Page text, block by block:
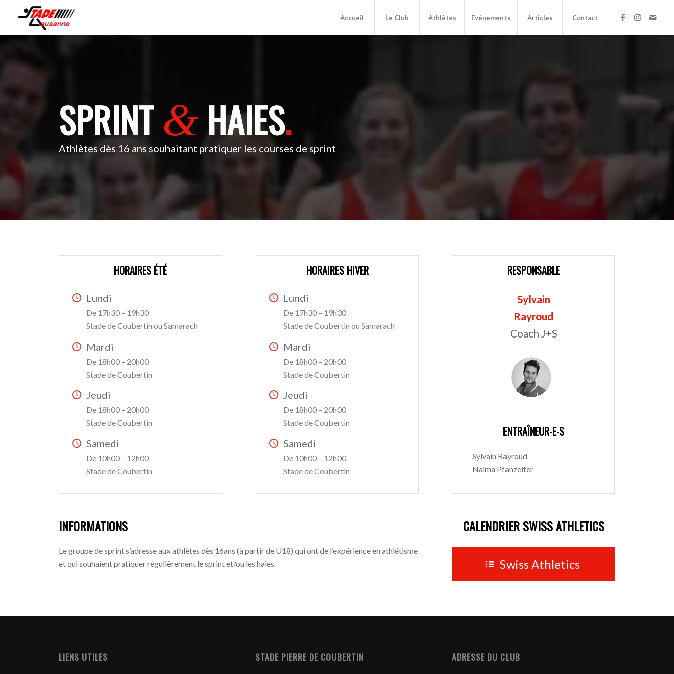
Accueil Le Club Athlètes Evénements Articles Contact
SPRINT&HAIES.
Athlètes dès 16 ans souhaitant pratiquer les courses de sprint
HORAIRES ÉTÉ
Lundi
De 17h30 – 19h30
Stade de Coubertin ou Samarach
Mardi
De 18h00 – 20h00
Stade de Coubertin
Jeudi
De 18h00 – 20h00
Stade de Coubertin
Samedi
De 10h00 – 12h00
Stade de Coubertin
HORAIRES HIVER
Lundi
De 17h30 – 19h30
Stade de Coubertin ou Samarach
Mardi
De 18h00 – 20h00
Stade de Coubertin
Jeudi
De 18h00 – 20h00
Stade de Coubertin
Samedi
De 10h00 – 12h00
Stade de Coubertin
RESPONSABLE
Sylvain
Rayroud
Coach J+S
ENTRAÎNEUR-E-S
Sylvain Rayroud
Naima Pfanzelter
INFORMATIONS
Le groupe de sprint s’adresse aux athlètes dès 16ans (à partir de U18) qui ont de l’expérience en athlétisme
et qui souhaient pratiquer régulièrement le sprint et/ou les haies.
CALENDRIER SWISS ATHLETICS
Swiss Athletics
LIENS UTILES STADE PIERRE DE COUBERTIN ADRESSE DU CLUB